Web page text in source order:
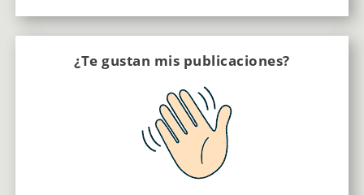
¿Te gustan mis publicaciones?